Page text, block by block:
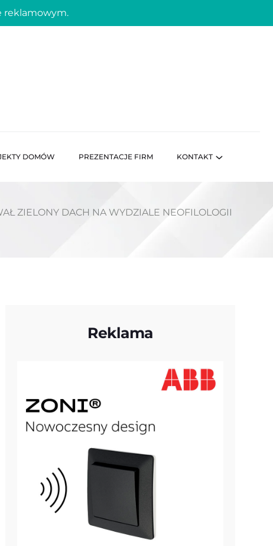
reklamowym.
DOMÓW PREZENTACJE FIRM KONTAKT
ZIELONY DACH NA WYDZIALE NEOFILOLOGII
Reklama